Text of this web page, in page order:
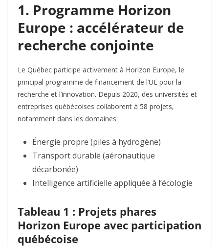
1. Programme Horizon
Europe : accélérateur de
recherche conjointe
Le Québec participe activement à Horizon Europe, le
principal programme de financement de l’UE pour la
recherche et l’innovation. Depuis 2020, des universités et
entreprises québécoises collaborent à 58 projets,
notamment dans les domaines :
Énergie propre (piles à hydrogène)
Transport durable (aéronautique
décarbonée)
Intelligence artificielle appliquée à l’écologie
Tableau 1 : Projets phares
Horizon Europe avec participation
québécoise